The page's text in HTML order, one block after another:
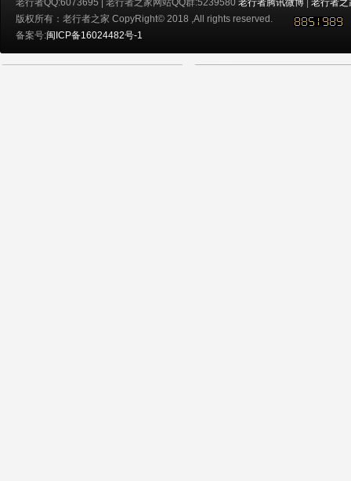
版权所有：老行者之家 CopyRight© 2018 ,All rights reserved.
备案号:闽ICP备16024482号-1